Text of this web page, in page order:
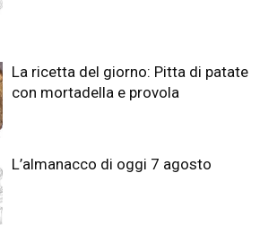
La ricetta del giorno: Pitta di patate
con mortadella e provola
L’almanacco di oggi 7 agosto